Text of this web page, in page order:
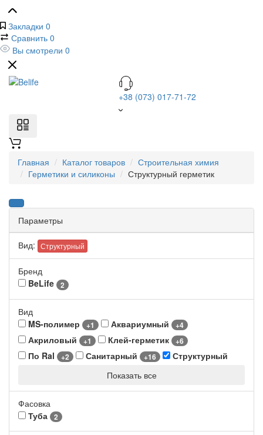
Закладки 0
Сравнить 0
Вы смотрели 0
+38 (073) 017-71-72
Главная Каталог товаров
Строительная химия
Герметики и силиконы
Структурный герметик
Параметры
Вид: Структурный
Бренд
BeLife
2
Вид
MS-полимер
+1 Аквариумный +4
Акриловый +1 Клей-герметик +6
По Ral +2 Санитарный +16
Структурный
Показать все
Фасовка
Туба
2